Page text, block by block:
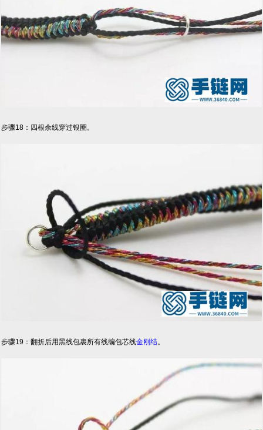
步骤18：四根余线穿过银圈。
步骤19：翻折后用黑线包裹所有线编包芯线金刚结。